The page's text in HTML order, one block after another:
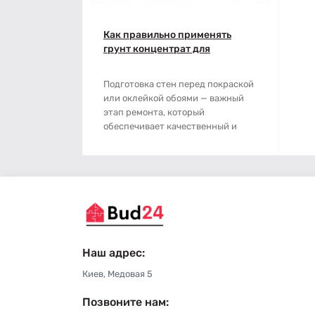
Полипропиленовый мешок
Сетка абразивная
Губки для шлифования
Кельма
Коронки
Метла
Молоток
Как правильно применять
грунт концентрат для
Подготовка стен перед покраской
или оклейкой обоями — важный
этап ремонта, который
обеспечивает качественный и
Наш адрес:
Киев, Медовая 5
Позвоните нам: